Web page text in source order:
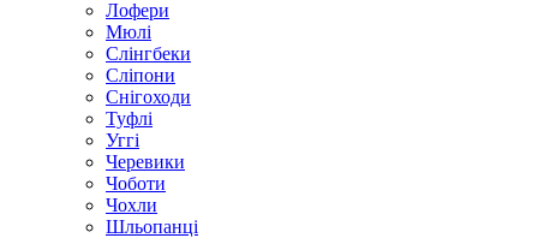
Лофери
Мюлі
Слінгбеки
Сліпони
Снігоходи
Туфлі
Уггі
Черевики
Чоботи
Чохли
Шльопанці